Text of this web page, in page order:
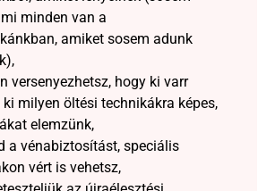
minden van a
amiket sosem adunk
versenyezhetsz, hogy ki varr
ki milyen öltési technikákra képes,
elemzünk,
a vénabiztosítást, speciális
vért is vehetsz,